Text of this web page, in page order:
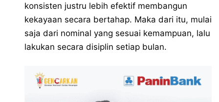
konsisten justru lebih efektif membangun
kekayaan secara bertahap. Maka dari itu, mulai
saja dari nominal yang sesuai kemampuan, lalu
lakukan secara disiplin setiap bulan.